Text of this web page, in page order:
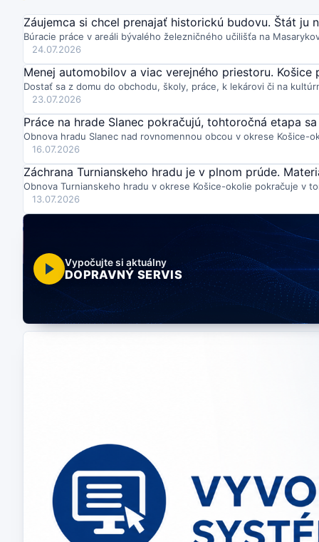
Záujemca si chcel prenajať historickú budovu. Štát ju
Búracie práce v areáli bývalého železničného učilišťa na
24.07.2026
Menej automobilov a viac verejného priestoru.
Dostať sa z domu do obchodu, školy, práce, k lekárovi či na
23.07.2026
Práce na hrade Slanec pokračujú, tohtoročná etapa
Obnova hradu Slanec nad rovnomennou obcou v okrese
16.07.2026
Záchrana Turnianskeho hradu je v plnom prúde.
Obnova Turnianskeho hradu v okrese Košice-okolie pokračuje v
13.07.2026
Vypočujte si aktuálny
DOPRAVNÝ SERVIS